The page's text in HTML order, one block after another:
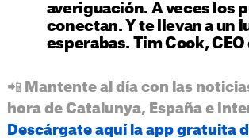
averiguación. A veces los
conectan. Y te llevan a un
esperabas. Tim Cook,
📲 Mantente al día con las
hora de Catalunya, España e
Descárgate aquí la app gratuita